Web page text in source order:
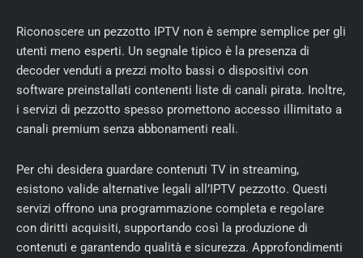
Riconoscere un pezzotto IPTV non è sempre semplice per gli
utenti meno esperti. Un segnale tipico è la presenza di
decoder venduti a prezzi molto bassi o dispositivi con
software preinstallati contenenti liste di canali pirata. Inoltre,
i servizi di pezzotto spesso promettono accesso illimitato a
canali premium senza abbonamenti reali.
Per chi desidera guardare contenuti TV in streaming,
esistono valide alternative legali all’IPTV pezzotto. Questi
servizi offrono una programmazione completa e regolare
con diritti acquisiti, supportando così la produzione di
contenuti e garantendo qualità e sicurezza. Approfondimenti